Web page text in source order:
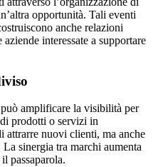
opportunità. Tali eventi
anche relazioni
interessate a supportare
amplificare la visibilità per
prodotti o servizi in
attrarre nuovi clienti, ma anche
sinergia tra marchi aumenta
passaparola.